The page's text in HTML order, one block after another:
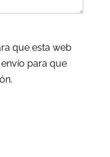
que esta web
para que